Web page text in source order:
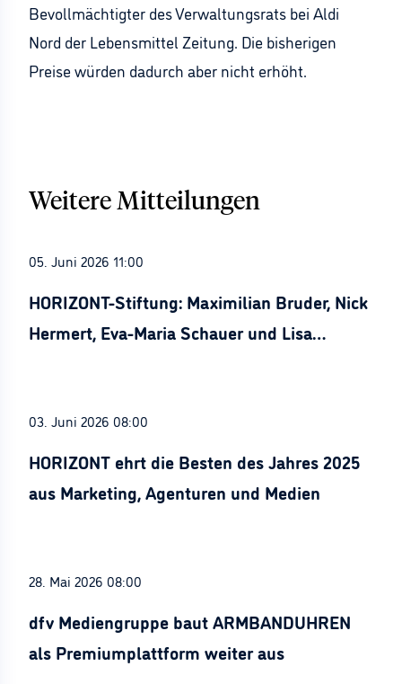
Bevollmächtigter des Verwaltungsrats bei Aldi
Nord der Lebensmittel Zeitung. Die bisherigen
Preise würden dadurch aber nicht erhöht.
Weitere Mitteilungen
05. Juni 2026 11:00
HORIZONT-Stiftung: Maximilian Bruder, Nick
Hermert, Eva-Maria Schauer und Lisa
03. Juni 2026 08:00
HORIZONT ehrt die Besten des Jahres 2025
aus Marketing, Agenturen und Medien
28. Mai 2026 08:00
dfv Mediengruppe baut ARMBANDUHREN
als Premiumplattform weiter aus